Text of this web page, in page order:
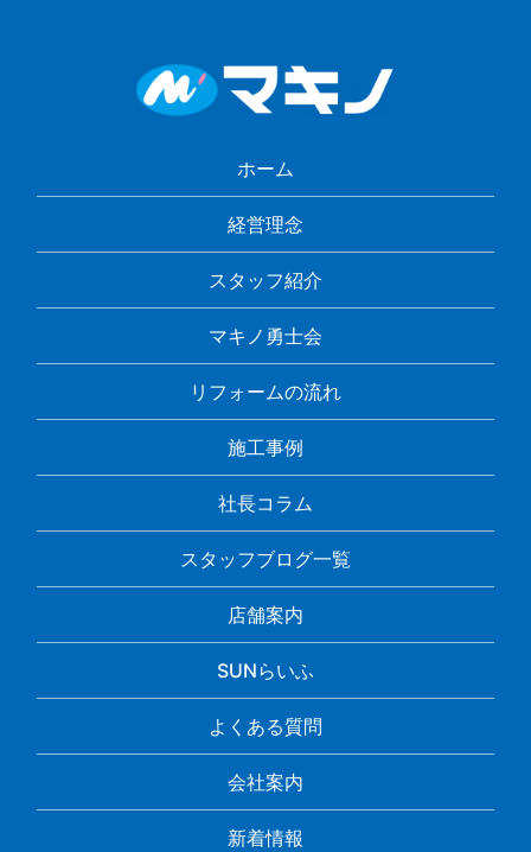
ホーム
経営理念
スタッフ紹介
マキノ勇士会
リフォームの流れ
施工事例
社長コラム
スタッフブログ一覧
店舗案内
SUNらいふ
よくある質問
会社案内
新着情報